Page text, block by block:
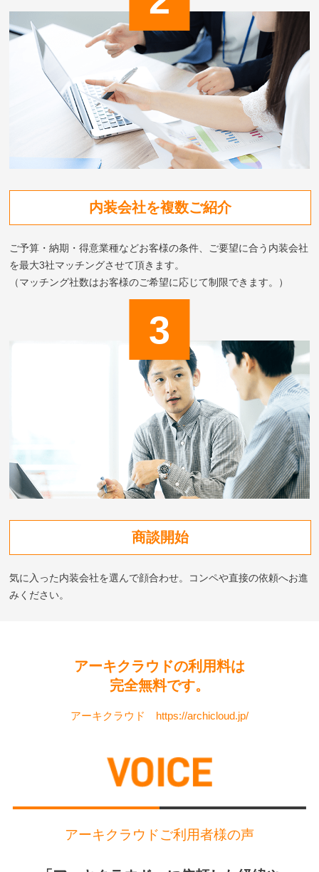
内装会社を複数ご紹介
ご予算・納期・得意業種などお客様の条件、ご要望に合う内装会社
を最大3社マッチングさせて頂きます。
（マッチング社数はお客様のご希望に応じて制限できます。）
商談開始
気に入った内装会社を選んで顔合わせ。コンペや直接の依頼へお進
みください。
アーキクラウドの利用料は
完全無料です。
アーキクラウド https://archicloud.jp/
アーキクラウドご利用者様の声